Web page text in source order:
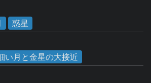
惑星
い月と金星の大接近